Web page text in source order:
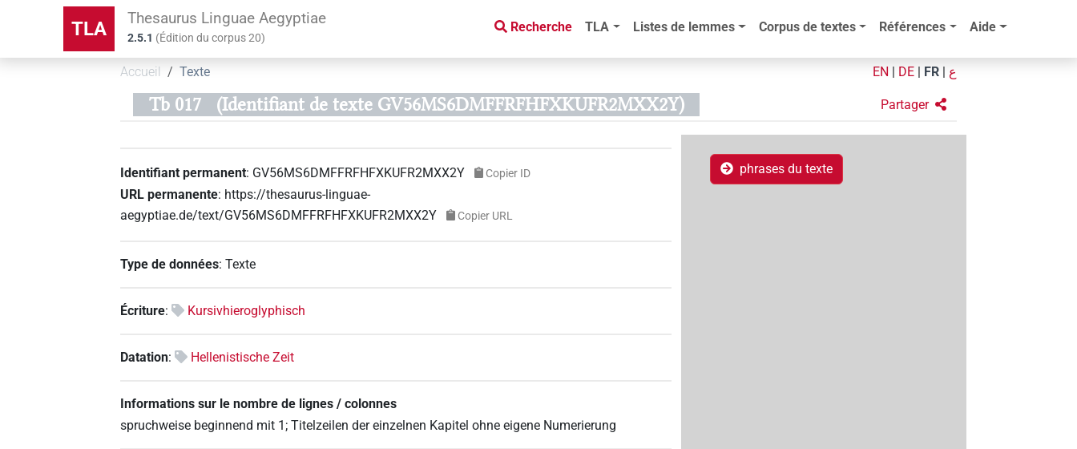
TLA Thesaurus Linguae Aegyptiae
2.5.1 (Édition du corpus20)
Recherche TLA Listes de lemmes Corpus de textes Références Aide
Accueil Texte EN DE FR ع
Tb 017 (Identifiant de texte GV56MS6DMFFRFHFXKUFR2MXX2Y) Partager
phrases du texte
Identifiant permanent: GV56MS6DMFFRFHFXKUFR2MXX2Y Copier ID
URL permanente: https://thesaurus-linguae-
aegyptiae.de/text/GV56MS6DMFFRFHFXKUFR2MXX2Y
Copier URL
Type de données:Texte
Écriture: Kursivhieroglyphisch
Datation: Hellenistische Zeit
Informations sur le nombre de lignes / colonnes
spruchweise beginnend mit 1; Titelzeilen der einzelnen Kapitel ohne eigene Numerierung